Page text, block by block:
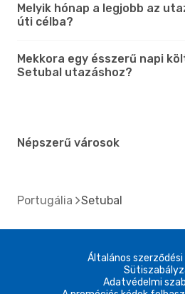
Melyik hónap a legjobb az
úti célba?
Mekkora egy ésszerű napi
Setubal utazáshoz?
Népszerű városok
Portugália Setubal
Általános
Adatvédelmi